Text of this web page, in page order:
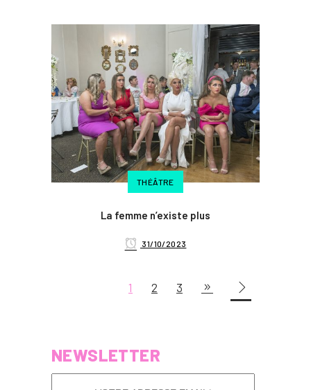
THÉÂTRE
La femme n’existe plus
31/10/2023
1 2 3
NEWSLETTER